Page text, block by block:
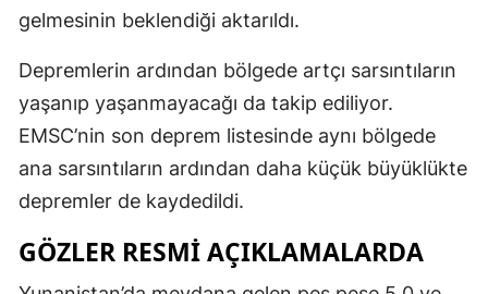
gelmesinin beklendiği aktarıldı.
Depremlerin ardından bölgede artçı sarsıntıların
yaşanıp yaşanmayacağı da takip ediliyor.
EMSC’nin son deprem listesinde aynı bölgede
ana sarsıntıların ardından daha küçük büyüklükte
depremler de kaydedildi.
GÖZLER RESMI AÇIKLAMALARDA